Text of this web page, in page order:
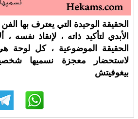
الحقيقة الوحيدة التي يعترف بها
الأبدي لتأكيد ذاته ، لإنقاذ نفسه
الحقيقة الموضوعية ، كل لوحة
لاستحضار معجزة نسميها
بيغوفيتش